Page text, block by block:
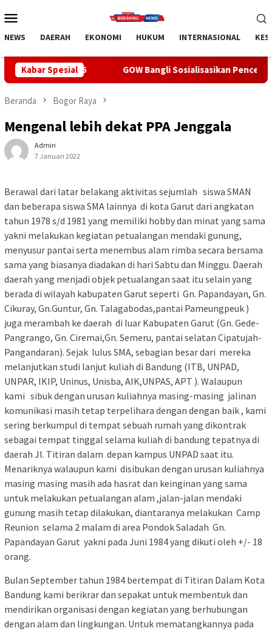
ke
Mobile
NEWS DAERAH EKONOMI HUKUM INTERNASIONAL
Kabar Spesial
GOW Bangli Sosialisasikan Pencegahan Bullying di
Beranda Bogor Raya
Mengenal lebih dekat PPA Jenggala
Admin
7 Januari 2022
Berawal dari latar belakang aktivitas sejumlah siswa SMAN
dan beberapa siswa SMA lainnya di kota Garut dari angkatan
tahun 1978 s/d 1981 yang memiliki hobby dan minat yang sama
yakni melakukan kegiatan petualangan mendaki gunung,
menyusur pantai serta menembus alam rimba secara bersama
sama yang biasanya diadakan di hari Sabtu dan Minggu. Daerah
daerah yang menjadi objek petualangan saat itu selain yang
berada di wilayah kabupaten Garut seperti Gn. Papandayan, Gn.
Cikuray, Gn.Guntur, Gn. Talagabodas,pantai Pameungpeuk )
juga merambah ke daerah di luar Kabupaten Garut (Gn. Gede-
Pangrango, Gn. Ciremai,Gn. Semeru, pantai selatan Cipatujah-
Pangandaran). Sejak lulus SMA, sebagian besar dari mereka
melanjutkan studi lanjut kuliah di Bandung (ITB, UNPAD,
UNPAR, IKIP, Uninus, Unisba, AIK,UNPAS, APT ). Walaupun
kami sibuk dengan urusan kuliahnya masing-masing jalinan
komunikasi masih tetap terpelihara dengan dengan baik , kami
sering berkumpul di tempat sebuah rumah yang dikontrak
sebagai tempat tinggal selama kuliah di bandung tepatnya di
daerah Jl. Titiran dalam depan kampus UNPAD saat itu.
Menariknya walaupun kami disibukan dengan urusan kuliahnya
masing masing masih ada hasrat dan keinginan yang sama
untuk melakukan petualangan alam ,jalan-jalan mendaki
gunung masih tetap dilakukan, diantaranya melakukan Camp
Reunion selama 2 malam di area Pondok Saladah Gn.
Papandayan Garut yakni pada Juni 1984 yang dikuti oleh +/- 18
orang.
Bulan September tahun 1984 bertempat di Titiran Dalam Kota
Bandung kami berikrar dan sepakat untuk membentuk dan
mendirikan organisasi dengan kegiatan yang berhubungan
dengan alam dan lingkungan. Untuk mematangkannya pada